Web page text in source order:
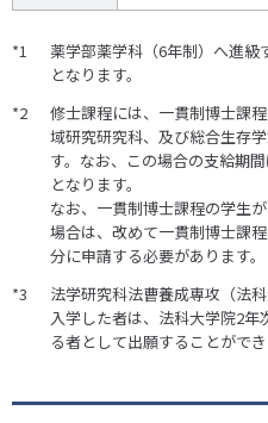
薬学部薬学科（6年制）へ進
となります。
修士課程には、一貫制博士課
域研究研究科、及び総合生存
す。なお、この場合の支給期
となります。
なお、一貫制博士課程の学生
場合は、改めて一貫制博士課
分に申請する必要があります。
法学研究科法曹養成専攻（法
入学した者は、法科大学院2
る者として出願することができ